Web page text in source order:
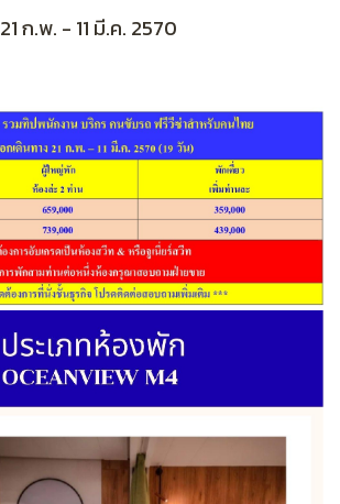
21 ก.พ. - 11 มี.ค. 2570